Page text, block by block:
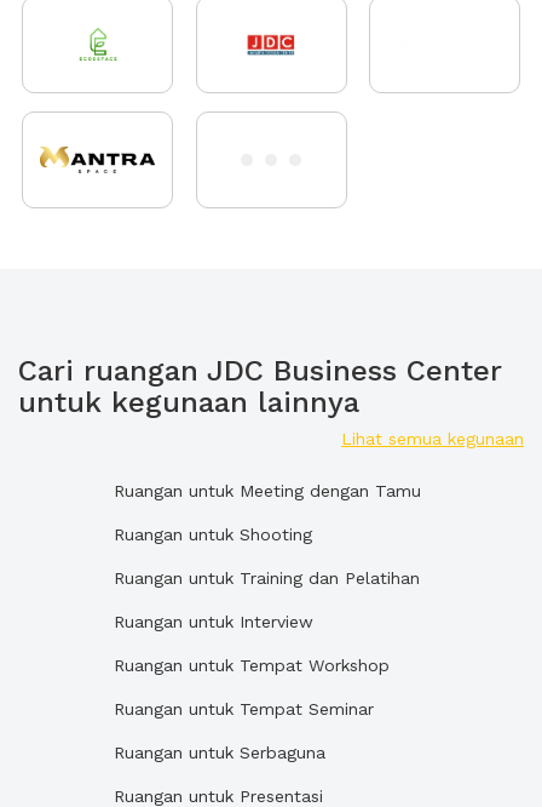
Cari ruangan JDC Business Center
untuk kegunaan lainnya
Lihat semua kegunaan
Ruangan untuk Meeting dengan Tamu
Ruangan untuk Shooting
Ruangan untuk Training dan Pelatihan
Ruangan untuk Interview
Ruangan untuk Tempat Workshop
Ruangan untuk Tempat Seminar
Ruangan untuk Serbaguna
Ruangan untuk Presentasi